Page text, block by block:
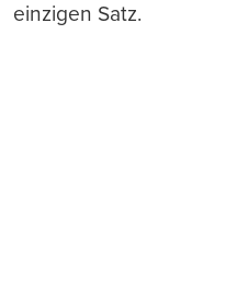
einzigen Satz.